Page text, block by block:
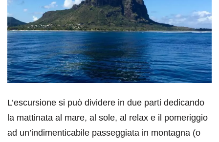
L’escursione si può dividere in due parti dedicando
la mattinata al mare, al sole, al relax e il pomeriggio
ad un’indimenticabile passeggiata in montagna (o